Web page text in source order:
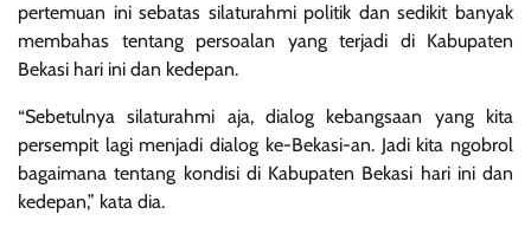
pertemuan ini sebatas silaturahmi politik dan sedikit banyak
membahas tentang persoalan yang terjadi di Kabupaten
Bekasi hari ini dan kedepan.
“Sebetulnya silaturahmi aja, dialog kebangsaan yang kita
persempit lagi menjadi dialog ke-Bekasi-an. Jadi kita ngobrol
bagaimana tentang kondisi di Kabupaten Bekasi hari ini dan
kedepan,” kata dia.